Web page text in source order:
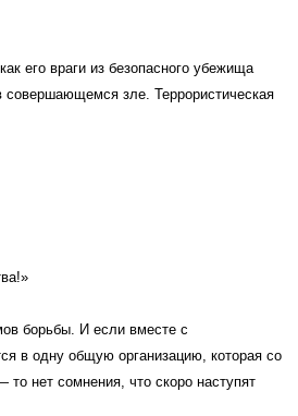
его враги из безопасного убежища
совершающемся зле. Террористическая
борьбы. И если вместе с
в одну общую организацию, которая со
то нет сомнения, что скоро наступят